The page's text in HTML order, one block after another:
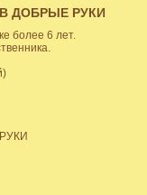
ДОБРЫЕ РУКИ
более 6 лет.